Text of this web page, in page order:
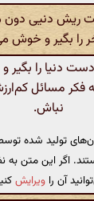
ریش دنیی دون
را بگیر و خوش
دنیا را
فکر مسائل
نباش.
تولید شده
اگر این متن
آن را ویرایش